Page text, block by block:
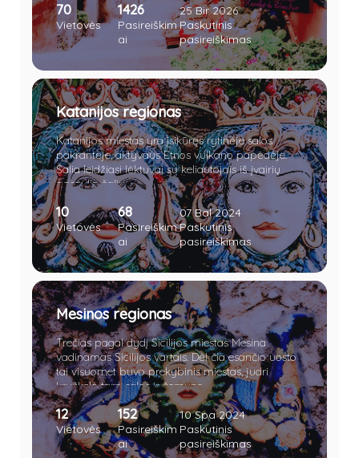
o gatvės, nors ir nuolat kupinos triukšmo ir eismo
dalyvių, taip pat stebina didingais istoriniais
pastatais. Naktimis čia užverda tikrasis
gyvenimas - jaunimas šturmuoja gatves, klubus
ar kavines. Ne gana to, miestas saugo ir daugelį
paslapčių, viena iš jų - stambiosios mafijos
grupuotės. Čia visko tiek daug, kad net vietiniai
gyventojai sugeba atrasti vis kažką naujo.
70
Vietovės
1426
Pasireiškim
ai
25 Bir 2026
Paskutinis
pasireiškimas
Katanijos regionas
Katanijos miestas yra įsikūręs rytinėje salos
pakrantėje, aktyvaus Etnos vulkano papėdėje.
Šalia leidžiasi lėktuvai su keliautojais iš įvairių
pasaulio šalių.
10
Vietovės
68
Pasireiškim
ai
07 Bal 2024
Paskutinis
pasireiškimas
Mesinos regionas
Trečias pagal dydį Sicilijos miestas Mesina
vadinamas Sicilijos vartais. Dėl čia esančio uosto
tai visuomet buvo prekybinis miestas, judri
kryžkelė tarp salos ir žemyno.
12
Vietovės
152
Pasireiškim
ai
10 Spa 2024
Paskutinis
pasireiškimas